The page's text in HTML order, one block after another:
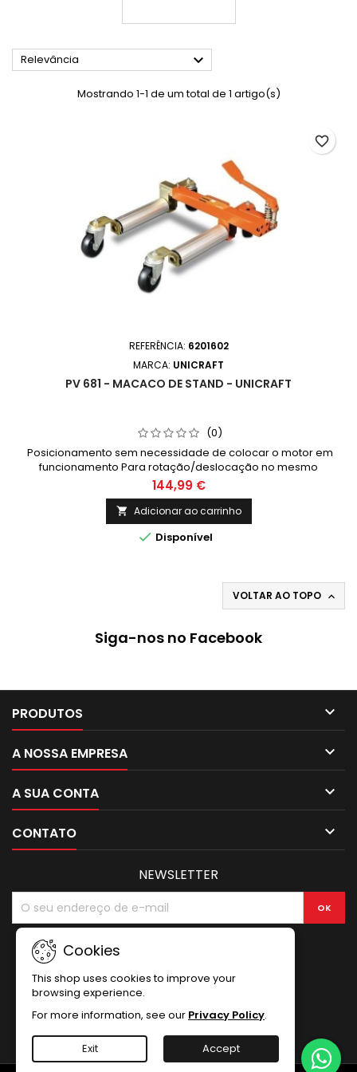
Relevância 
Mostrando 1-1 de um total de 1 artigo(s)
REFERÊNCIA: 6201602
MARCA: UNICRAFT
PV 681 - MACACO DE STAND - UNICRAFT
(0)
Posicionamento sem necessidade de colocar o motor em
funcionamento Para rotação/deslocação no mesmo
local Ideal para manobras em espaços pequenos Elevação
simples através de um pedal Estrutura leve em
alumínio Capacidade de 680Kg Rodízios para facilitar a
manobrabilidade Extensível: de 270 a 550 mm
144,99 €
 Adicionar ao carrinho
 Disponível
favorite_border
VOLTAR AO TOPO 
Siga-nos no Facebook
PRODUTOS 
A NOSSA EMPRESA 
A SUA CONTA 
CONTATO 
Cookies
This shop uses cookies to improve your
browsing experience.
For more information, see our Privacy Policy.
Exit Accept
NEWSLETTER